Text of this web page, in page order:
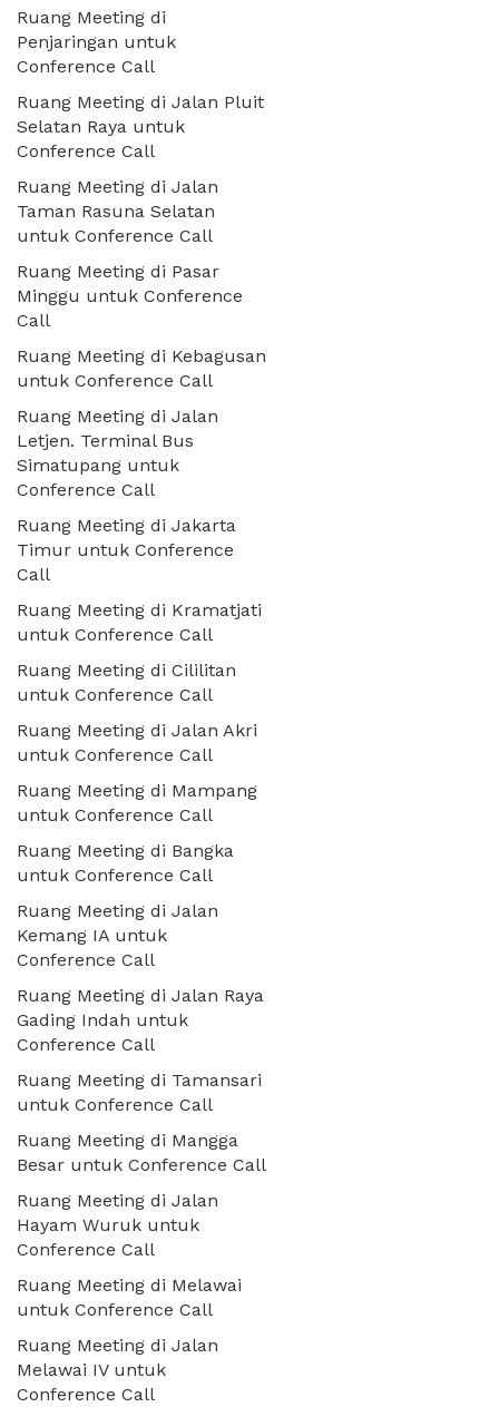
Ruang Meeting di
Penjaringan untuk
Conference Call
Ruang Meeting di Jalan Pluit
Selatan Raya untuk
Conference Call
Ruang Meeting di Jalan
Taman Rasuna Selatan
untuk Conference Call
Ruang Meeting di Pasar
Minggu untuk Conference
Call
Ruang Meeting di Kebagusan
untuk Conference Call
Ruang Meeting di Jalan
Letjen. Terminal Bus
Simatupang untuk
Conference Call
Ruang Meeting di Jakarta
Timur untuk Conference
Call
Ruang Meeting di Kramatjati
untuk Conference Call
Ruang Meeting di Cililitan
untuk Conference Call
Ruang Meeting di Jalan Akri
untuk Conference Call
Ruang Meeting di Mampang
untuk Conference Call
Ruang Meeting di Bangka
untuk Conference Call
Ruang Meeting di Jalan
Kemang IA untuk
Conference Call
Ruang Meeting di Jalan Raya
Gading Indah untuk
Conference Call
Ruang Meeting di Tamansari
untuk Conference Call
Ruang Meeting di Mangga
Besar untuk Conference Call
Ruang Meeting di Jalan
Hayam Wuruk untuk
Conference Call
Ruang Meeting di Melawai
untuk Conference Call
Ruang Meeting di Jalan
Melawai IV untuk
Conference Call